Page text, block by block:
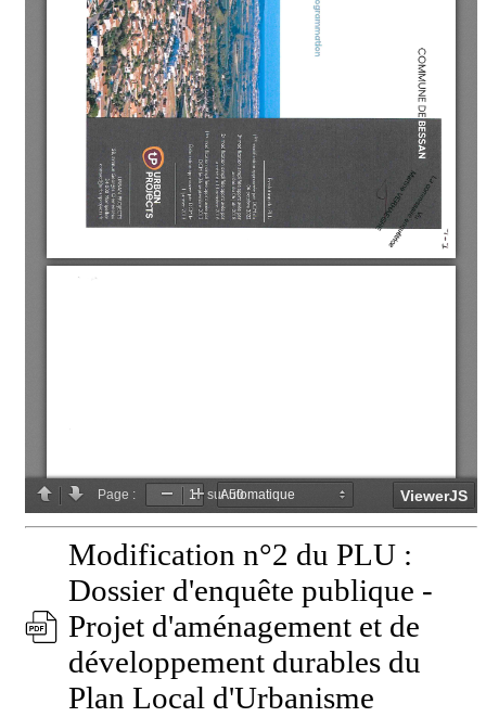
Modification n°2 du PLU :
Dossier d'enquête publique -
Projet d'aménagement et de
développement durables du
Plan Local d'Urbanisme